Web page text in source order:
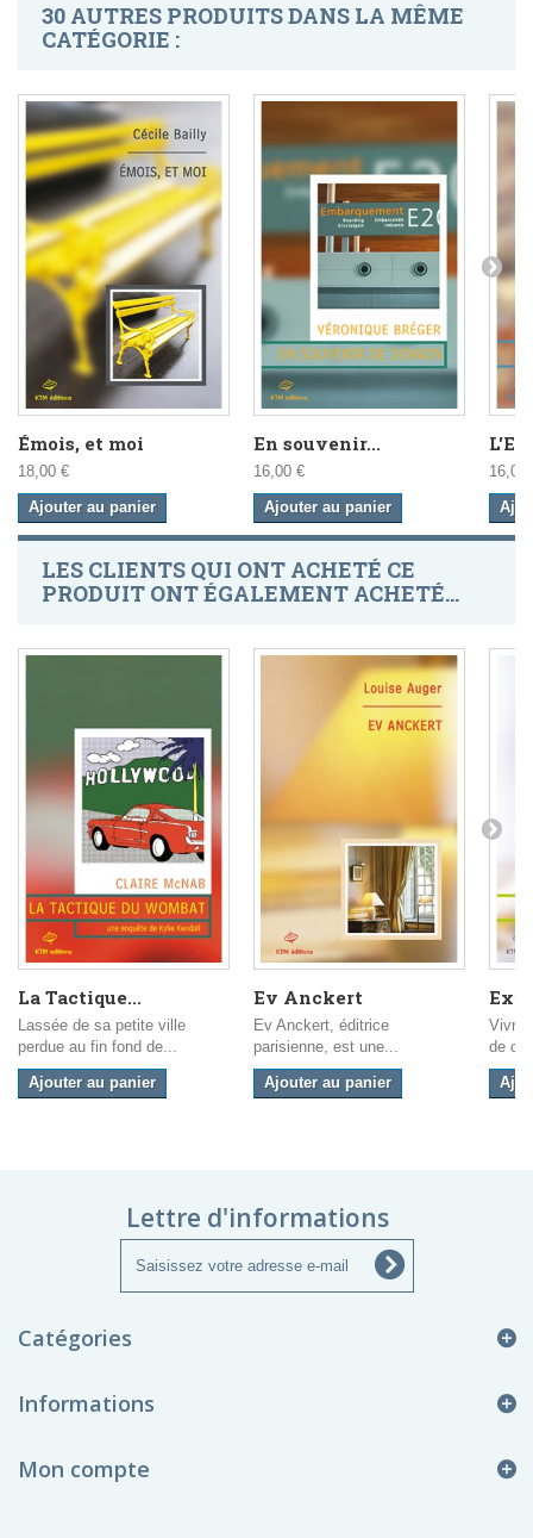
30 AUTRES PRODUITS DANS LA MÊME
CATÉGORIE :
Émois, et moi
18,00 €
Ajouter au panier
En souvenir...
16,00 €
Ajouter au panier
16,00
LES CLIENTS QUI ONT ACHETÉ CE
PRODUIT ONT ÉGALEMENT ACHETÉ...
La Tactique...
Lassée de sa petite ville
perdue au fin fond de...
Ajouter au panier
Ev Anckert
Ev Anckert, éditrice
parisienne, est une...
Ajouter au panier
Exit
Vivre
de
Lettre d'informations
Catégories
Informations
Mon compte